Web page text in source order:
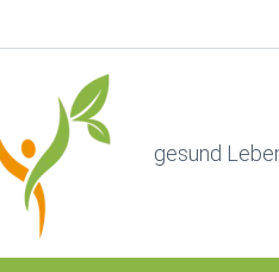
gesund